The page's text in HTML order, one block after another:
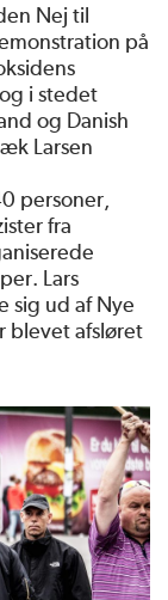
Nej til
på
i stedet
og Danish
Larsen
personer,
fra
Lars
sig ud af Nye
blevet afsløret